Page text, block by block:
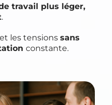
travail plus léger,
.
les tensions sans
constante.